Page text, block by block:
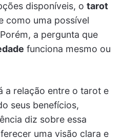
disponíveis, o tarot
como uma possível
a pergunta que
funciona mesmo ou
a relação entre o tarot e
seus benefícios,
diz sobre essa
uma visão clara e